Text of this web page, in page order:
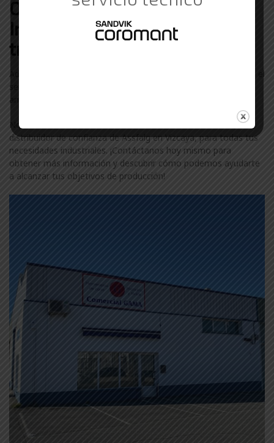
Otras marcas de Suministros
Industriales con las que
trabajamos en Vizcaya
Además de Assfalg, colaboramos con otras marcas líderes en el
amplia gama de marcas visitando nuestra
No te conformes con menos. Confía en ComercialGama, tu
distribuidor de confianza de Assfalg en Vizcaya, para todas tus
necesidades industriales. ¡Contáctanos hoy mismo para
obtener más información y descubrir cómo podemos ayudarte
a alcanzar tus objetivos de producción!